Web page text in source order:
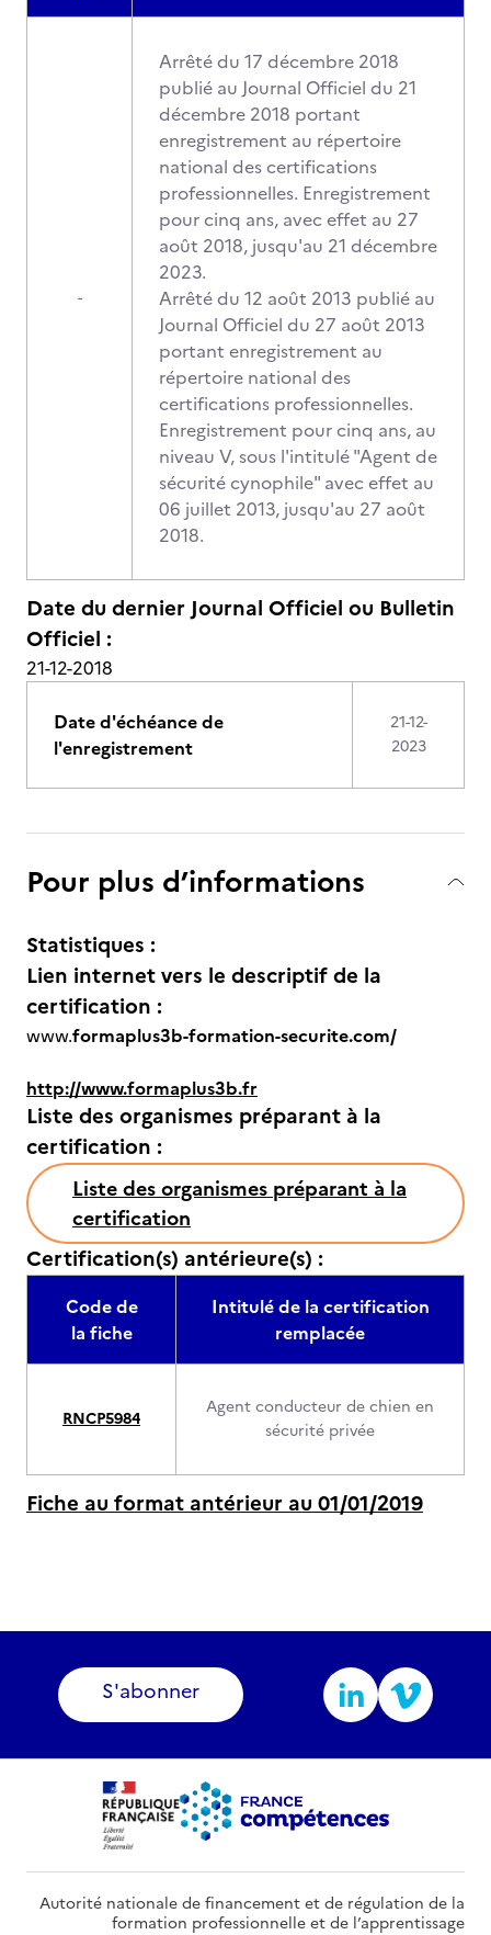
-
Arrêté du 17 décembre 2018
publié au Journal Officiel du 21
décembre 2018 portant
enregistrement au répertoire
national des certifications
professionnelles. Enregistrement
pour cinq ans, avec effet au 27
août 2018, jusqu'au 21 décembre
2023.
Arrêté du 12 août 2013 publié au
Journal Officiel du 27 août 2013
portant enregistrement au
répertoire national des
certifications professionnelles.
Enregistrement pour cinq ans, au
niveau V, sous l'intitulé "Agent de
sécurité cynophile" avec effet au
06 juillet 2013, jusqu'au 27 août
2018.
Date du dernier Journal Officiel ou Bulletin
Officiel :
21-12-2018
Date d'échéance de
l'enregistrement
21-12-
2023
Pour plus d’informations
Statistiques :
Lien internet vers le descriptif de la
certification :
www.formaplus3b-formation-securite.com/
http://www.formaplus3b.fr
Liste des organismes préparant à la
certification :
Liste des organismes préparant à la
certification
Certification(s) antérieure(s) :
Code de
la fiche
Intitulé de la certification
remplacée
RNCP5984
Agent conducteur de chien en
sécurité privée
Fiche au format antérieur au 01/01/2019
S'abonner
Autorité nationale de financement et de régulation de la
formation professionnelle et de l’apprentissage